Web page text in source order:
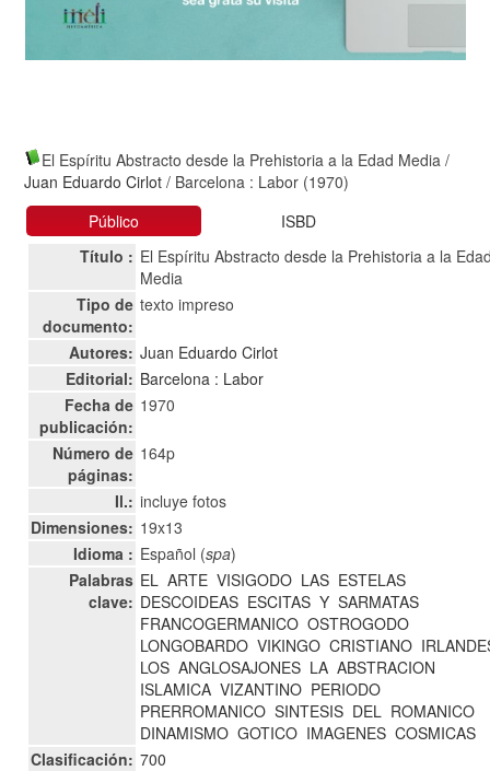
El Espíritu Abstracto desde la Prehistoria a la Edad Media /
Juan Eduardo Cirlot / Barcelona : Labor (1970)
Público
ISBD
Título : El Espíritu Abstracto desde la Prehistoria a la
Media
Tipo de
documento:
texto impreso
Autores: Juan Eduardo Cirlot
Editorial: Barcelona : Labor
Fecha de
publicación:
1970
Número de
páginas:
164p
Il.: incluye fotos
Dimensiones: 19x13
Idioma : Español (spa)
Palabras
clave:
EL ARTE VISIGODO LAS ESTELAS
DESCOIDEAS ESCITAS Y SARMATAS
FRANCOGERMANICO OSTROGODO
LONGOBARDO VIKINGO CRISTIANO
LOS ANGLOSAJONES LA ABSTRACION
ISLAMICA VIZANTINO PERIODO
PRERROMANICO SINTESIS DEL ROMANICO
DINAMISMO GOTICO IMAGENES COSMICAS
Clasificación: 700